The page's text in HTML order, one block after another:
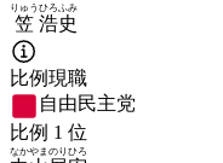
笠
りゅう
浩史
ひろふみ
比例現職
自由民主党
比例 1 位
なかやま のりひろ